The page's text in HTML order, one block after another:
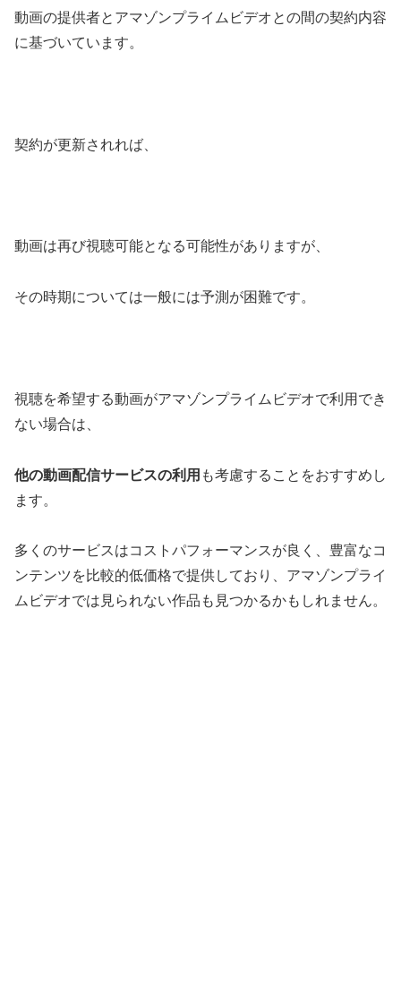
動画の提供者とアマゾンプライムビデオとの間の契約内容
に基づいています。
契約が更新されれば、
動画は再び視聴可能となる可能性がありますが、
その時期については一般には予測が困難です。
視聴を希望する動画がアマゾンプライムビデオで利用でき
ない場合は、
他の動画配信サービスの利用 も考慮することをおすすめし
ます。
多くのサービスはコストパフォーマンスが良く、豊富なコ
ンテンツを比較的低価格で提供しており、アマゾンプライ
ムビデオでは見られない作品も見つかるかもしれません。